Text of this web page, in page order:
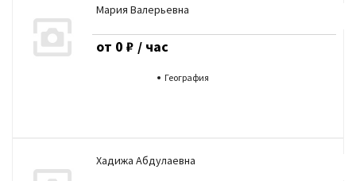
География
от 0 ₽ / час
Мария Валерьевна
Хадижа Абдулаевна